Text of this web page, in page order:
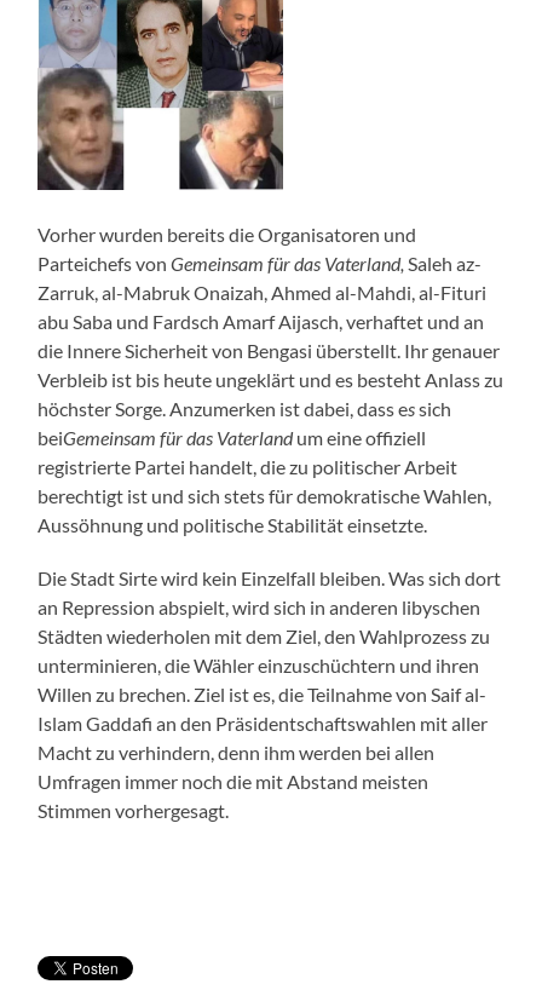
Vorher wurden bereits die Organisatoren und
Parteichefs vonGemeinsam für das Vaterland,Saleh az-
Zarruk, al-Mabruk Onaizah, Ahmed al-Mahdi, al-Fituri
abu Saba und Fardsch Amarf Aijasch, verhaftet und an
die Innere Sicherheit von Bengasi überstellt. Ihr genauer
Verbleib ist bis heute ungeklärt und es besteht Anlass zu
höchster Sorge. Anzumerken ist dabei, dass essich
beiGemeinsam für das Vaterlandum eine offiziell
registrierte Partei handelt, die zu politischer Arbeit
berechtigt ist und sich stets für demokratische Wahlen,
Aussöhnung und politische Stabilität einsetzte.
Die Stadt Sirte wird kein Einzelfall bleiben. Was sich dort
an Repression abspielt, wird sich in anderen libyschen
Städten wiederholen mit dem Ziel, den Wahlprozess zu
unterminieren, die Wähler einzuschüchtern und ihren
Willen zu brechen. Ziel ist es, die Teilnahme von Saif al-
Islam Gaddafi an den Präsidentschaftswahlen mit aller
Macht zu verhindern, denn ihm werden bei allen
Umfragen immer noch die mit Abstand meisten
Stimmen vorhergesagt.